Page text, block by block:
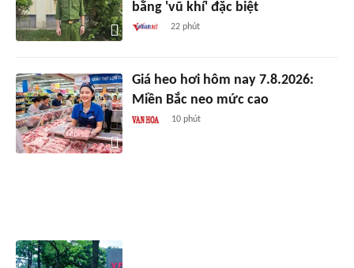
bằng 'vũ khí' đặc biệt
22 phút
Giá heo hơi hôm nay 7.8.2026:
Miền Bắc neo mức cao
10 phút